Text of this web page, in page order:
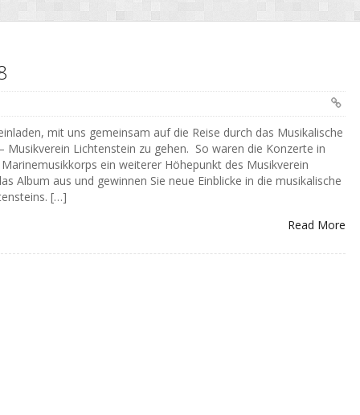
mit uns gemeinsam auf die Reise durch das Musikalische
Musikverein Lichtenstein zu gehen. So waren die Konzerte in
ein weiterer Höhepunkt des Musikverein
Album aus und gewinnen Sie neue Einblicke in die musikalische
[…]
Read More